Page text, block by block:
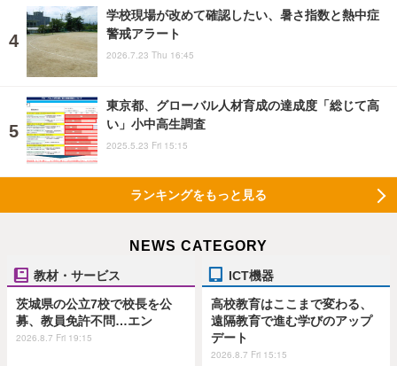
学校現場が改めて確認したい、暑さ指数と熱中症
警戒アラート
2026.7.23 Thu 16:45
東京都、グローバル人材育成の達成度「総じて高
い」小中高生調査
2025.5.23 Fri 15:15
ランキングをもっと見る
NEWS CATEGORY
教材・サービス
茨城県の公立7校で校長を公
募、教員免許不問…エン
2026.8.7 Fri 19:15
ICT機器
高校教育はここまで変わる、
遠隔教育で進む学びのアップ
デート
2026.8.7 Fri 15:15